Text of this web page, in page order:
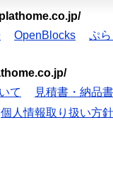
OpenBlocks ぷ
て 見積書・納品
個人情報取り扱い方針